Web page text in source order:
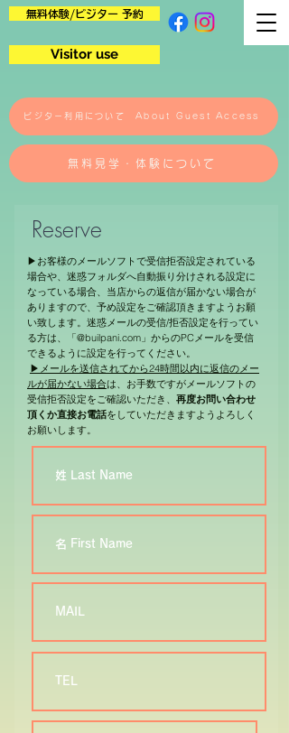
無料体験/ビジター 予約
Visitor use
ビジター利用について About Guest Access
無料見学・体験について
​Reserve
▶︎お客様のメールソフトで受信拒否設定されている
場合や、迷惑フォルダへ自動振り分けされる設定に
なっている場合、当店からの返信が届かない場合が
ありますので、予め設定をご確認頂きますようお願
い致します。迷惑メールの受信/拒否設定を行ってい
る方は、「@builpani.com」からのPCメールを受信
できるように設定を行ってください。
▶︎メールを送信されてから24時間以内に返信のメー
ルが届かない場合は、お手数ですがメールソフトの
受信拒否設定をご確認いただき、 再度お問い合わせ
頂くか直接お電話をしていただきますようよろしく
お願いします。